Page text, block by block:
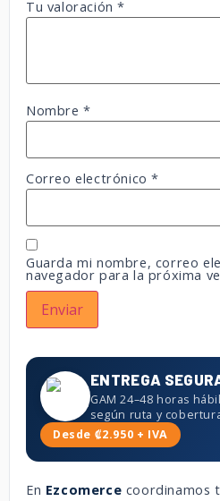
Tu valoración*
Nombre*
Correo electrónico*
Guarda mi nombre, correo
navegador para la próxima
ENTREGA
GAM 24–48 horas
según ruta y
Desde ₡2.950 + IVA
En Ezcomerce coordinamos